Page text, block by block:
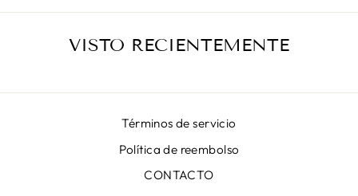
VISTO RECIENTEMENTE
Términos de servicio
Política de reembolso
CONTACTO